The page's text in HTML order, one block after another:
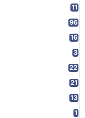
11
96
16
3
22
21
13
1